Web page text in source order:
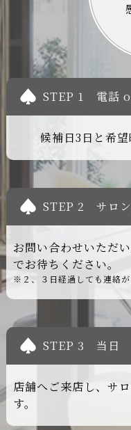
STEP 1 電話
候補日3日と希望
STEP 2 サロ
お問い合わせいただ
でお待ちください。
※２、３日経過しても連絡が
STEP 3 当日
店舗へご来店し、サ
す。